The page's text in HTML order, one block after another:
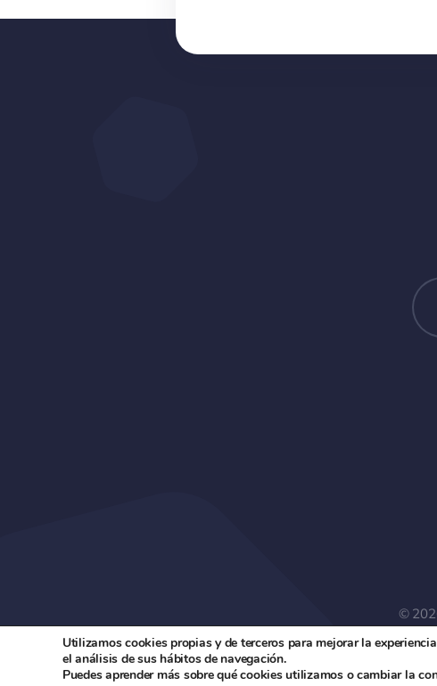
©
Utilizamos cookies propias y de terceros para mejorar la
el análisis de sus hábitos de navegación.
Puedes aprender más sobre qué cookies utilizamos o cambiar la